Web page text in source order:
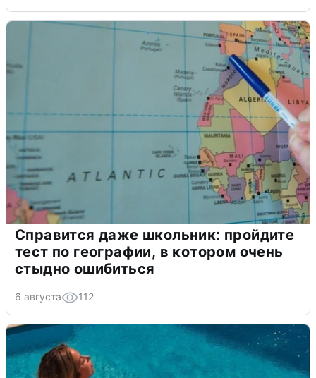
Справится даже школьник: пройдите
тест по географии, в котором очень
стыдно ошибиться
6 августа 112